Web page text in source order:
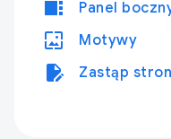
view_sidebar Panel
wallpaper Motywy
edit_document Zastąp